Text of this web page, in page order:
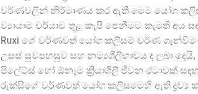
වර්ණවලින් නිර්මාණය කර ඇති මෙම යෝග
ව්‍යායාම චර්යාව තුළ කැපී පෙනීමට කැමති අය
Ruxi ගේ වර්ණවත් යෝග කලිසම් වර්ණ
උසස් සුවපහසුව සහ නම්‍යශීලීභාවය ද ලබා දෙයි,
පිලේට්ස් හෝ ඕනෑම ක්‍රියාශීලී ජීවන රටාවක්
රුක්සිගේ වර්ණවත් යෝග කලිසමෙහි ඇති ද්‍රව්‍ය